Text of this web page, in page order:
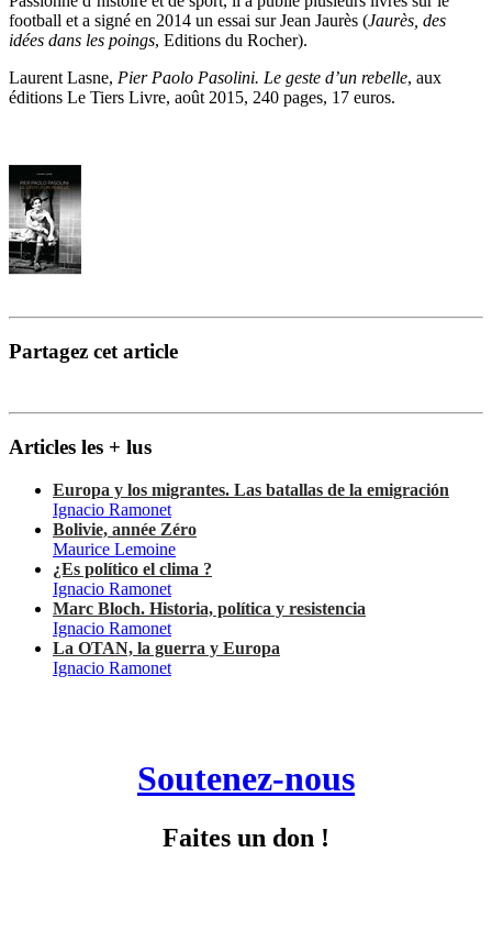
football et a signé en 2014 un essai sur Jean Jaurès (Jaurès, des
idées dans les poings, Editions du Rocher).
Laurent Lasne, Pier Paolo Pasolini. Le geste d’un rebelle, aux
éditions Le Tiers Livre, août 2015, 240 pages, 17 euros.
Partagez cet article
Articles les + lus
Europa y los migrantes. Las batallas de la emigración
Ignacio Ramonet
Bolivie, année Zéro
Maurice Lemoine
¿Es político el clima ?
Ignacio Ramonet
Marc Bloch. Historia, política y resistencia
Ignacio Ramonet
La OTAN, la guerra y Europa
Ignacio Ramonet
Soutenez-nous
Faites un don !